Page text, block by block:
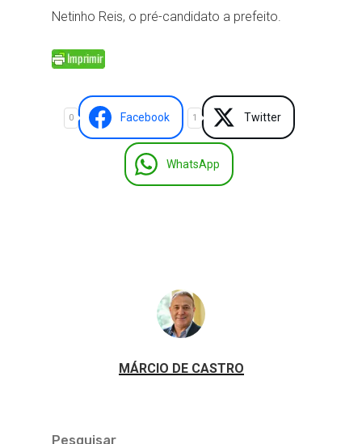
Netinho Reis, o pré-candidato a prefeito.
0 Facebook 1 Twitter
WhatsApp
MÁRCIO DE CASTRO
Pesquisar